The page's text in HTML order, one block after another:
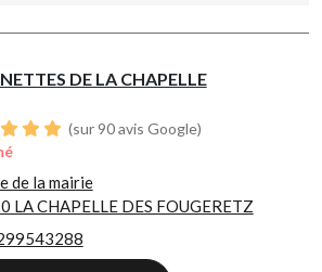
DE LA CHAPELLE
(sur 90 avis Google)
de la mairie
LA CHAPELLE DES FOUGERETZ